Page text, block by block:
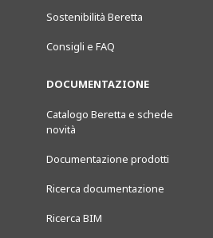
Sostenibilità Beretta
Consigli e FAQ
DOCUMENTAZIONE
Catalogo Beretta e schede
novità
Documentazione prodotti
Ricerca documentazione
Ricerca BIM